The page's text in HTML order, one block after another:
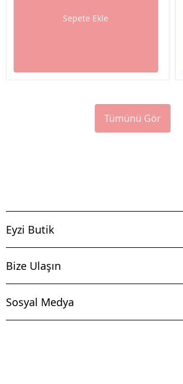
Sepete Ekle
Tümünü Gör
Eyzi Butik
Bize Ulaşın
Sosyal Medya